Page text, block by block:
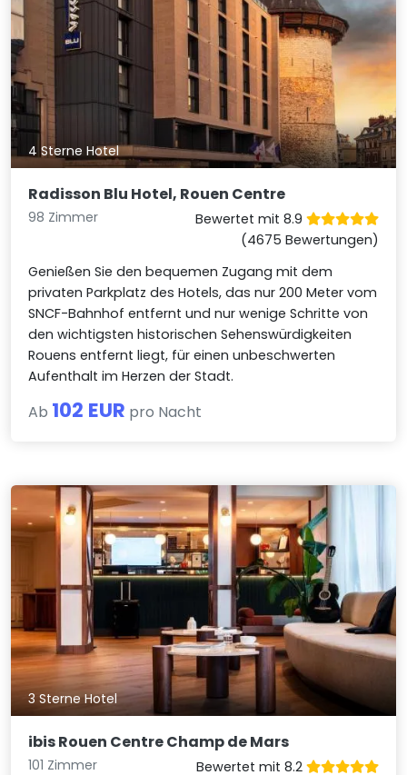
4 Sterne Hotel
Radisson Blu Hotel, Rouen Centre
98 Zimmer
Bewertet mit 8.9
(4675 Bewertungen)
Genießen Sie den bequemen Zugang mit dem
privaten Parkplatz des Hotels, das nur 200 Meter vom
SNCF-Bahnhof entfernt und nur wenige Schritte von
den wichtigsten historischen Sehenswürdigkeiten
Rouens entfernt liegt, für einen unbeschwerten
Aufenthalt im Herzen der Stadt.
Ab 102 EUR pro Nacht
3 Sterne Hotel
ibis Rouen Centre Champ de Mars
101 Zimmer Bewertet mit 8.2